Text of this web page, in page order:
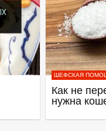
ШЕФСКАЯ
Как не
нужна